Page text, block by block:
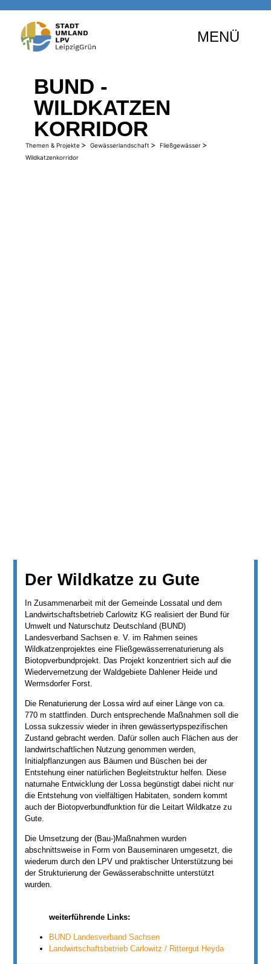
MENÜ
BUND -
WILDKATZEN
KORRIDOR
Themen & Projekte > Gewässerlandschaft > Fließgewässer >
Wildkatzenkorridor
Der Wildkatze zu Gute
In Zusammenarbeit mit der Gemeinde Lossatal und dem
Landwirtschaftsbetrieb Carlowitz KG realisiert der Bund für
Umwelt und Naturschutz Deutschland (BUND)
Landesverband Sachsen e. V. im Rahmen seines
Wildkatzenprojektes eine Fließgewässerrenaturierung als
Biotopverbundprojekt. Das Projekt konzentriert sich auf die
Wiedervernetzung der Waldgebiete Dahlener Heide und
Wermsdorfer Forst.
Die Renaturierung der Lossa wird auf einer Länge von ca.
770 m stattfinden. Durch entsprechende Maßnahmen soll die
Lossa sukzessiv wieder in ihren gewässertypspezifischen
Zustand gebracht werden. Dafür sollen auch Flächen aus der
landwirtschaftlichen Nutzung genommen werden,
Initialpflanzungen aus Bäumen und Büschen bei der
Entstehung einer natürlichen Begleitstruktur helfen. Diese
naturnahe Entwicklung der Lossa begünstigt dabei nicht nur
die Entstehung von vielfältigen Habitaten, sondern kommt
auch der Biotopverbundfunktion für die Leitart Wildkatze zu
Gute.
Die Umsetzung der (Bau-)Maßnahmen wurden
abschnittsweise in Form von Bauseminaren umgesetzt, die
wiederum durch den LPV und praktischer Unterstützung bei
der Strukturierung der Gewässerabschnitte unterstützt
wurden.
weiterführende Links:
BUND Landesverband Sachsen
Landwirtschaftsbetrieb Carlowitz / Rittergut Heyda